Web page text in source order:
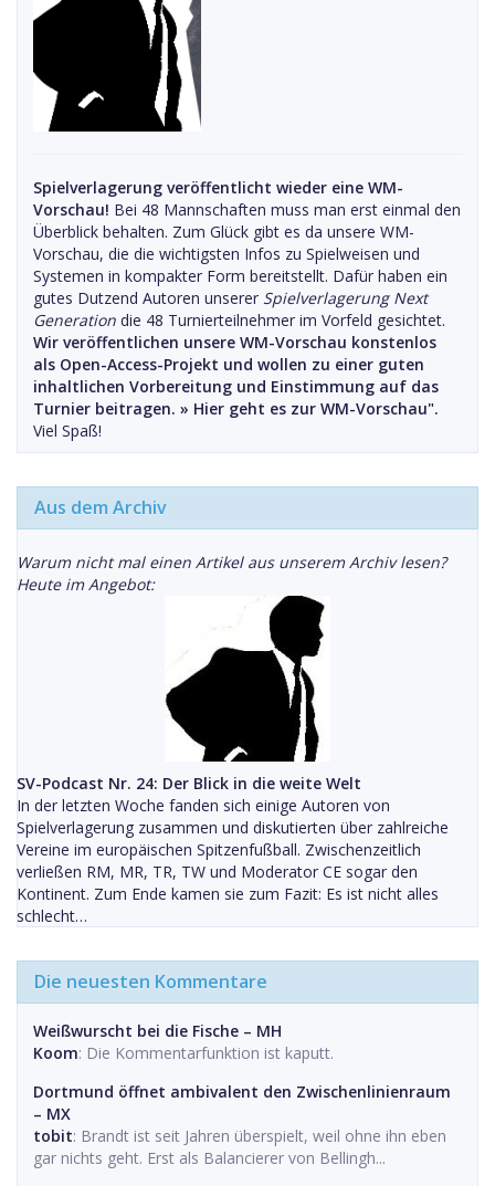
Spielverlagerung veröffentlicht wieder eine WM-
Vorschau! Bei 48 Mannschaften muss man erst einmal den
Überblick behalten. Zum Glück gibt es da unsere WM-
Vorschau, die die wichtigsten Infos zu Spielweisen und
Systemen in kompakter Form bereitstellt. Dafür haben ein
gutes Dutzend Autoren unserer Spielverlagerung Next
Generation die 48 Turnierteilnehmer im Vorfeld gesichtet.
Wir veröffentlichen unsere WM-Vorschau konstenlos
als Open-Access-Projekt und wollen zu einer guten
inhaltlichen Vorbereitung und Einstimmung auf das
Turnier beitragen. » Hier geht es zur WM-Vorschau".
Viel Spaß!
Aus dem Archiv
Warum nicht mal einen Artikel aus unserem Archiv lesen?
Heute im Angebot:
SV-Podcast Nr. 24: Der Blick in die weite Welt
In der letzten Woche fanden sich einige Autoren von
Spielverlagerung zusammen und diskutierten über zahlreiche
Vereine im europäischen Spitzenfußball. Zwischenzeitlich
verließen RM, MR, TR, TW und Moderator CE sogar den
Kontinent. Zum Ende kamen sie zum Fazit: Es ist nicht alles
schlecht…
Die neuesten Kommentare
Weißwurscht bei die Fische – MH
Koom: Die Kommentarfunktion ist kaputt.
Dortmund öffnet ambivalent den Zwischenlinienraum
– MX
tobit: Brandt ist seit Jahren überspielt, weil ohne ihn eben
gar nichts geht. Erst als Balancierer von Bellingh...